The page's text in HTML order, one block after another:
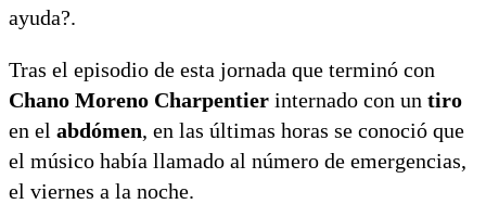
ayuda?.
Tras el episodio de esta jornada que terminó con
Chano Moreno Charpentier internado con un tiro
en el abdómen, en las últimas horas se conoció que
el músico había llamado al número de emergencias,
el viernes a la noche.